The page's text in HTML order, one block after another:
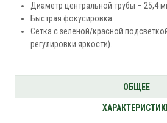
Диаметр центральной трубы – 25,4
Быстрая фокусировка.
Сетка с зеленой/красной
регулировки яркости).
ОБЩЕЕ